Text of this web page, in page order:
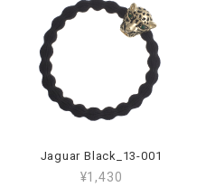
Jaguar Black_13-001
¥1,430